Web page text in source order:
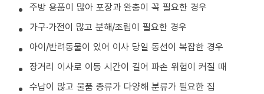
주방 용품이 많아 포장과 완충이 꼭 필요한 경우
가구·가전이 많고 분해/조립이 필요한 경우
아이/반려동물이 있어 이사 당일 동선이 복잡한 경우
장거리 이사로 이동 시간이 길어 파손 위험이 커질 때
수납이 많고 물품 종류가 다양해 분류가 필요한 집